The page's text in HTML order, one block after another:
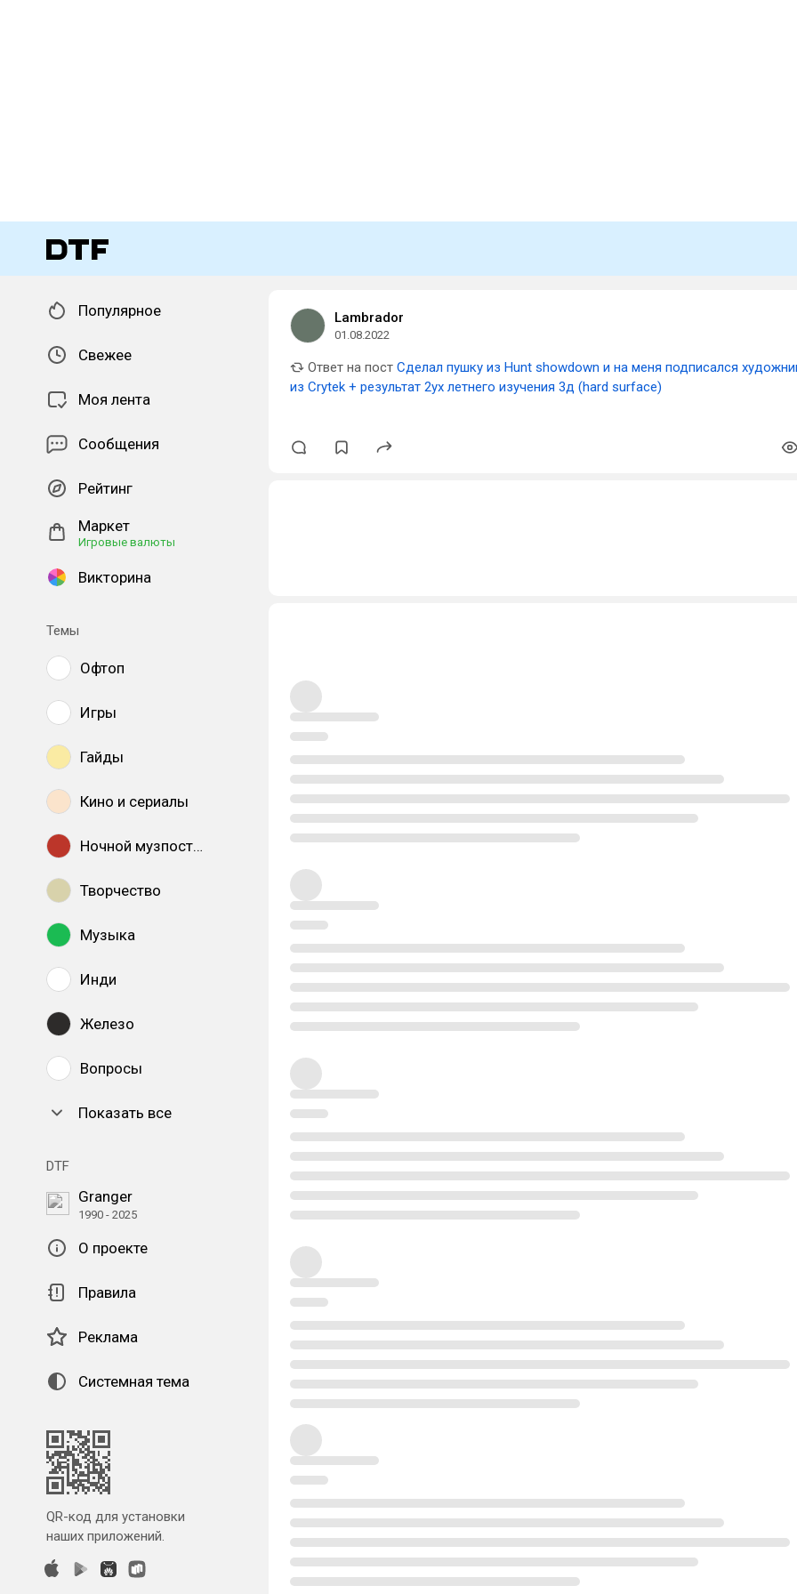
Популярное
Свежее
Моя лента
Сообщения
Рейтинг
Маркет
Игровые валюты
Викторина
Темы
Офтоп
Игры
Гайды
Кино и сериалы
Ночной музпостинг
Творчество
Музыка
Инди
Железо
Вопросы
Показать все
DTF
Granger
1990 - 2025
О проекте
Правила
Реклама
Системная тема
QR-код для установки
наших приложений.
Lambrador
01.08.2022
Ответ на пост Сделал пушку из Hunt showdown и на меня подписался
из Crytek + результат 2ух летнего изучения 3д (hard surface)